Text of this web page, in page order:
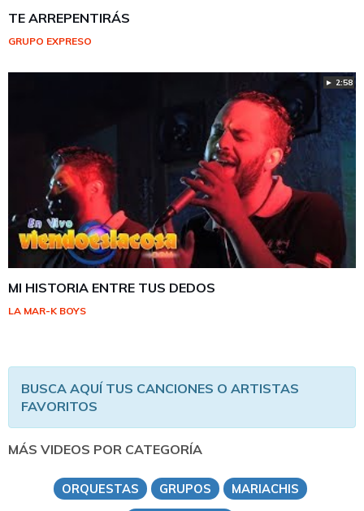
TE ARREPENTIRÁS
GRUPO EXPRESO
► 2:58
MI HISTORIA ENTRE TUS DEDOS
LA MAR-K BOYS
BUSCA AQUÍ TUS CANCIONES O ARTISTAS
FAVORITOS
MÁS VIDEOS POR CATEGORÍA
ORQUESTAS GRUPOS
MARIACHIS